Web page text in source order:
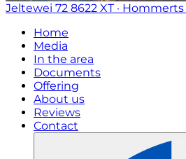
Jeltewei 72 8622 XT · Hommerts
Home
Media
In the area
Documents
Offering
About us
Reviews
Contact